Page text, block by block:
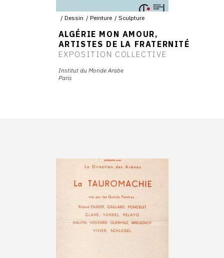
Dessin Peinture Sculpture
ALGÉRIE MON AMOUR,
ARTISTES DE LA FRATERNITÉ
EXPOSITION COLLECTIVE
Institut du Monde Arabe
Paris